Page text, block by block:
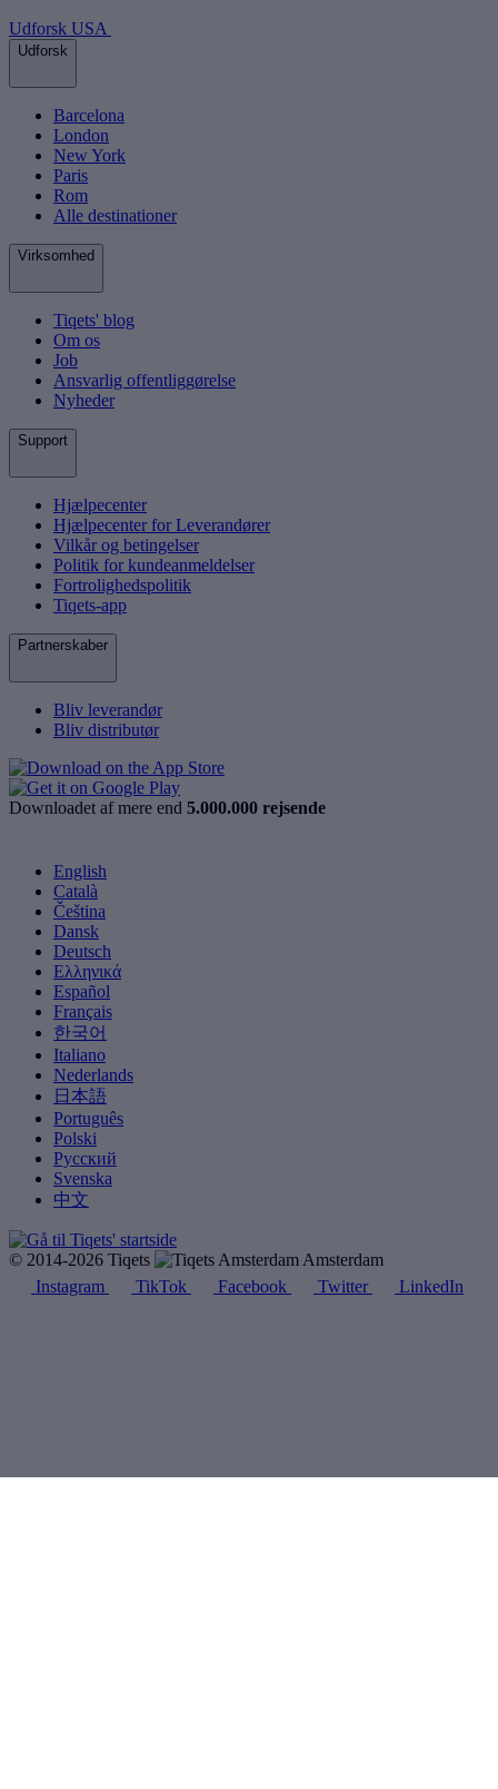
Udforsk USA
Udforsk
Barcelona
London
New York
Paris
Rom
Alle destinationer
Virksomhed
Tiqets' blog
Om os
Job
Ansvarlig offentliggørelse
Nyheder
Support
Hjælpecenter
Hjælpecenter for Leverandører
Vilkår og betingelser
Politik for kundeanmeldelser
Fortrolighedspolitik
Tiqets-app
Partnerskaber
Bliv leverandør
Bliv distributør
Downloadet af mere end 5.000.000 rejsende
English
Català
Čeština
Dansk
Deutsch
Ελληνικά
Español
Français
한국어
Italiano
Nederlands
日本語
Português
Polski
Русский
Svenska
中文
© 2014-2026 Tiqets
Amsterdam
Instagram
TikTok Facebook Twitter LinkedIn